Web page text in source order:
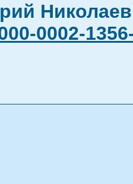
0002-